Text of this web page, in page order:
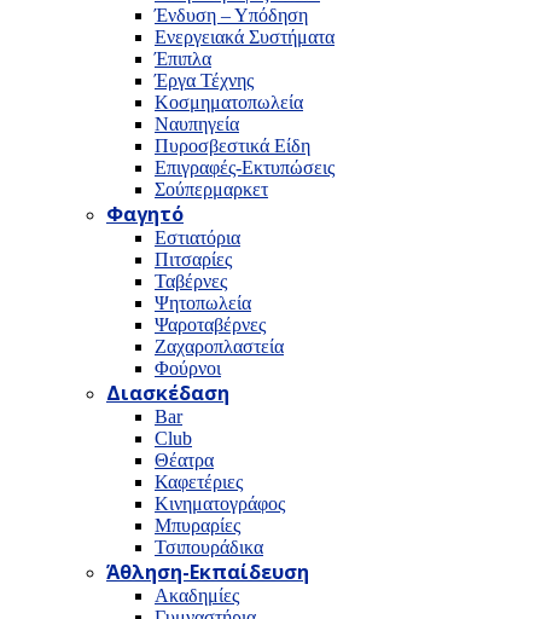
Ένδυση – Υπόδηση
Ενεργειακά Συστήματα
Έπιπλα
Έργα Τέχνης
Κοσμηματοπωλεία
Ναυπηγεία
Πυροσβεστικά Είδη
Επιγραφές-Εκτυπώσεις
Σούπερμαρκετ
Φαγητό
Εστιατόρια
Πιτσαρίες
Ταβέρνες
Ψητοπωλεία
Ψαροταβέρνες
Ζαχαροπλαστεία
Φούρνοι
Διασκέδαση
Bar
Club
Θέατρα
Καφετέριες
Κινηματογράφος
Μπυραρίες
Τσιπουράδικα
Άθληση-Εκπαίδευση
Ακαδημίες